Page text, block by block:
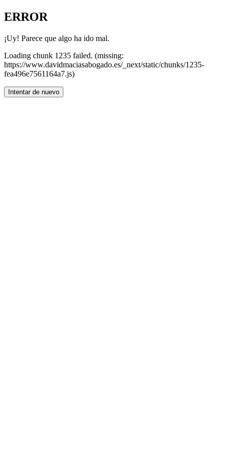
ERROR
¡Uy! Parece que algo ha ido mal.
Loading chunk 1235 failed. (missing:
https://www.davidmaciasabogado.es/_next/static/chunks/1235-
fea496e7561164a7.js)
Intentar de nuevo